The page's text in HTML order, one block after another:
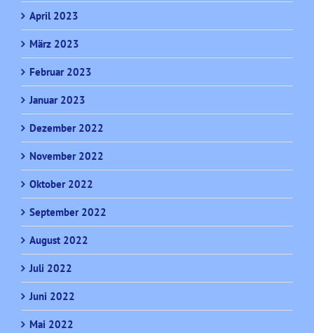
April 2023
März 2023
Februar 2023
Januar 2023
Dezember 2022
November 2022
Oktober 2022
September 2022
August 2022
Juli 2022
Juni 2022
Mai 2022